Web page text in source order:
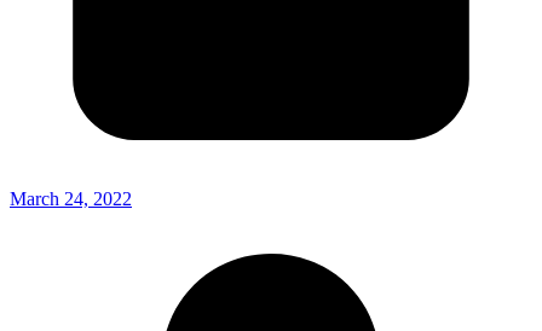
March 24, 2022